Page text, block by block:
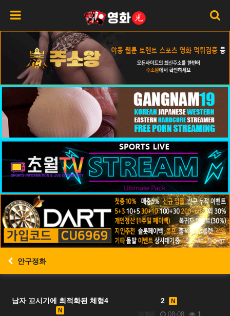
안구정화
남자 꼬시기에 최적화된 체형4
N
2 N
08-08 1